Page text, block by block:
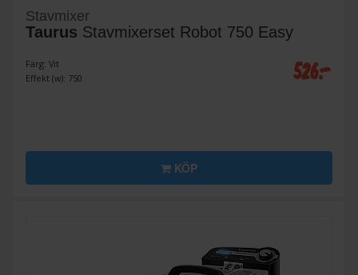
Stavmixer
Taurus Stavmixerset Robot 750 Easy
Färg: Vit
Effekt (w): 750
526:-
KÖP